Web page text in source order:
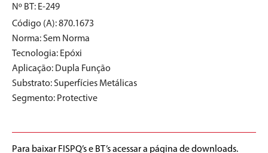
Nº BT: E-249
Código (A): 870.1673
Norma:Sem Norma
Tecnologia: Epóxi
Aplicação: Dupla Função
Substrato:Superfícies Metálicas
Segmento: Protective
Para baixar FISPQ’s e BT’s acessar a página de downloads.